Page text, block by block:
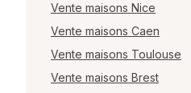
Vente maisons Nice
Vente maisons Caen
Vente maisons Toulouse
Vente maisons Brest